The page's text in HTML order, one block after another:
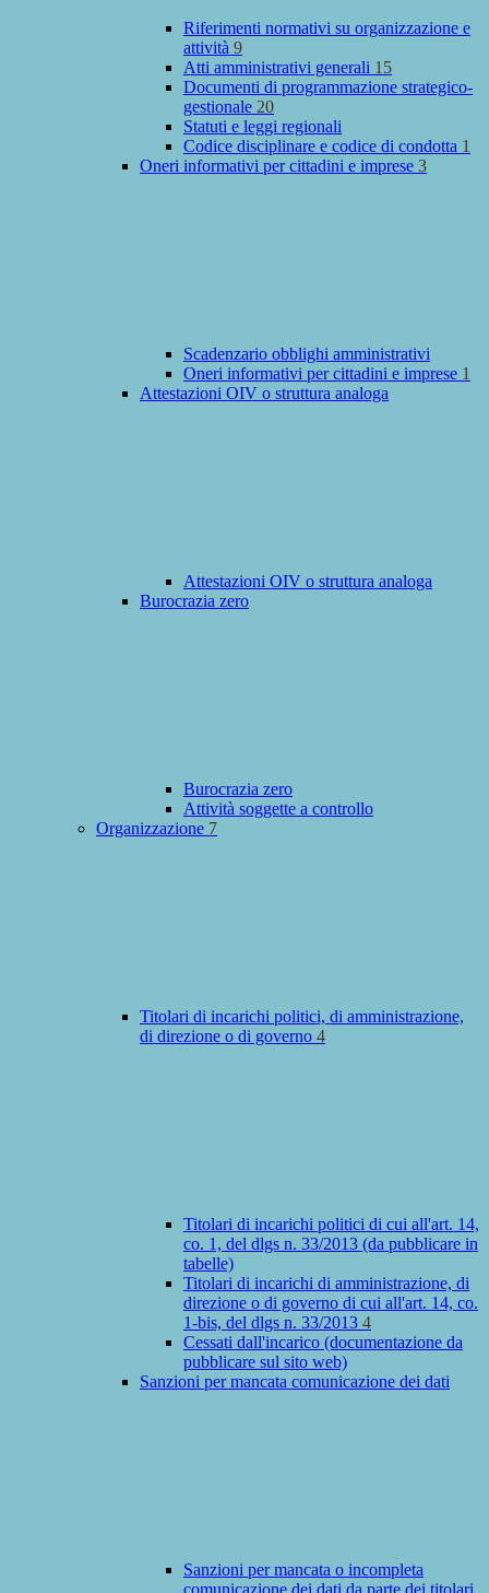
Riferimenti normativi su organizzazione e
attività 9
Atti amministrativi generali 15
Documenti di programmazione strategico-
gestionale 20
Statuti e leggi regionali
Codice disciplinare e codice di condotta 1
Oneri informativi per cittadini e imprese 3
Scadenzario obblighi amministrativi
Oneri informativi per cittadini e imprese 1
Attestazioni OIV o struttura analoga
Attestazioni OIV o struttura analoga
Burocrazia zero
Burocrazia zero
Attività soggette a controllo
Organizzazione 7
Titolari di incarichi politici, di amministrazione,
di direzione o di governo 4
Titolari di incarichi politici di cui all'art. 14,
co. 1, del dlgs n. 33/2013 (da pubblicare in
tabelle)
Titolari di incarichi di amministrazione, di
direzione o di governo di cui all'art. 14, co.
1-bis, del dlgs n. 33/2013 4
Cessati dall'incarico (documentazione da
pubblicare sul sito web)
Sanzioni per mancata comunicazione dei dati
Sanzioni per mancata o incompleta